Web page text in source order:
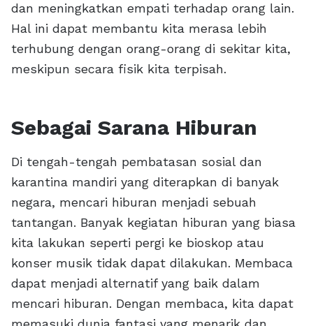
dan meningkatkan empati terhadap orang lain.
Hal ini dapat membantu kita merasa lebih
terhubung dengan orang-orang di sekitar kita,
meskipun secara fisik kita terpisah.
Sebagai Sarana Hiburan
Di tengah-tengah pembatasan sosial dan
karantina mandiri yang diterapkan di banyak
negara, mencari hiburan menjadi sebuah
tantangan. Banyak kegiatan hiburan yang biasa
kita lakukan seperti pergi ke bioskop atau
konser musik tidak dapat dilakukan. Membaca
dapat menjadi alternatif yang baik dalam
mencari hiburan. Dengan membaca, kita dapat